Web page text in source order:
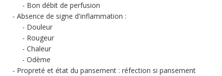
Bon débit de perfusion
Absence de signe d'inflammation :
Douleur
Rougeur
Chaleur
Odème
Propreté et état du pansement : réfection si pansement